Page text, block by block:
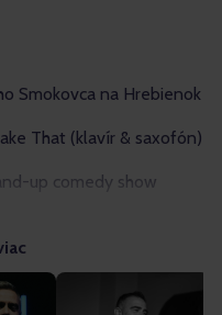
Smokovca na Hrebienok
That (klavír & saxofón)
up comedy show
That (klavír &
up comedy show